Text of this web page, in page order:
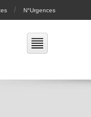
/ N°Urgences